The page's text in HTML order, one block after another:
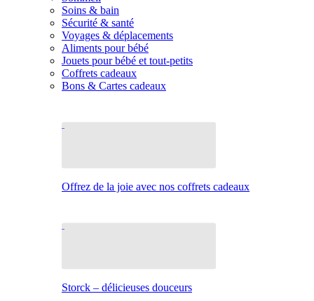
Soins & bain
Sécurité & santé
Voyages & déplacements
Aliments pour bébé
Jouets pour bébé et tout-petits
Coffrets cadeaux
Bons & Cartes cadeaux
Offrez de la joie avec nos coffrets cadeaux
Storck – délicieuses douceurs